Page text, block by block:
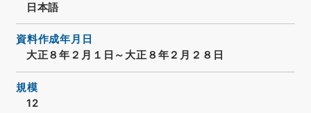
日本語
資料作成年月日
大正８年２月１日～大正８年２月２８日
規模
12